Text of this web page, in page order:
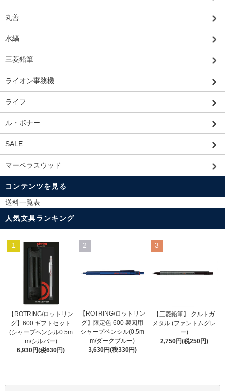
丸善
水縞
三菱鉛筆
ライオン事務機
ライフ
ル・ボナー
SALE
マーベラスウッド
コンテンツを見る
送料一覧表
人気文具ランキング
1
【ROTRING/ロットリン
グ】600 ギフトセット
(シャープペンシル0.5m
m/シルバー)
6,930円(税630円)
2
【ROTRING/ロットリン
グ】限定色 600 製図用
シャープペンシル(0.5m
m/ダークブルー)
3,630円(税330円)
3
【三菱鉛筆】 クルトガ
メタル (ファントムグレ
ー)
2,750円(税250円)